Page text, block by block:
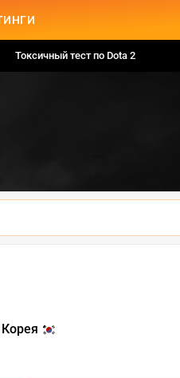
Токсичный тест по Dota 2